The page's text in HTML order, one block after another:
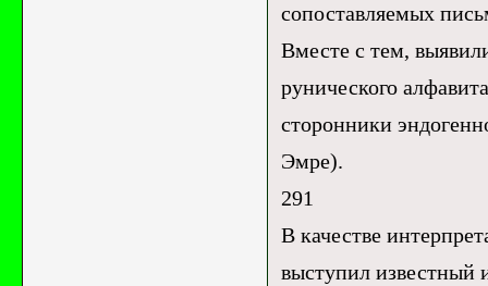
сопоставляемых
Вместе с тем,
рунического
сторонники
Эмре).
291
В качестве
выступил